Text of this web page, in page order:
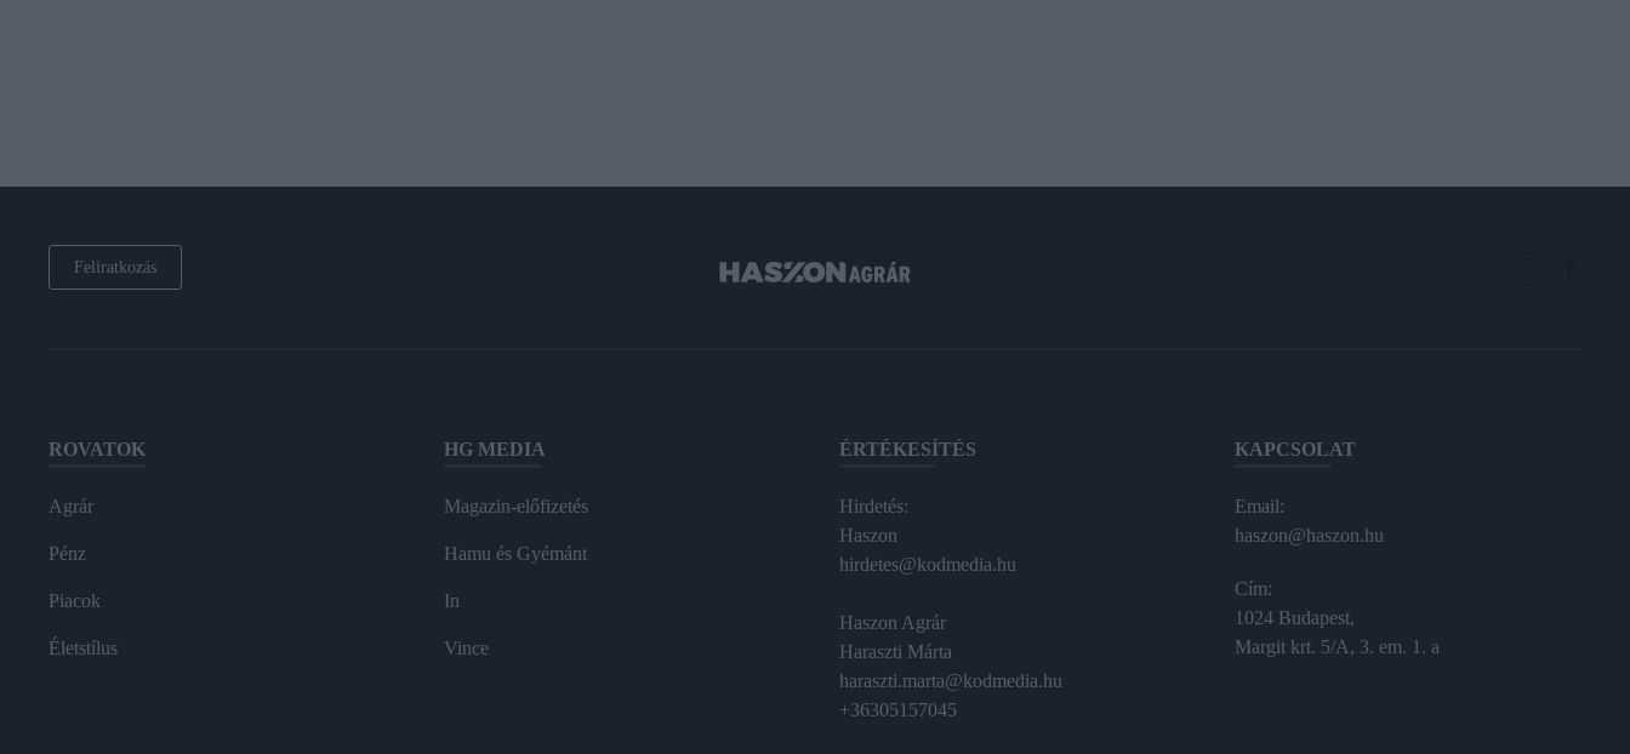
Feliratkozás
ROVATOK
Agrár
Pénz
Piacok
Életstílus
HG MEDIA
Magazin-előfizetés
Hamu és Gyémánt
In
Vince
ÉRTÉKESÍTÉS
Hirdetés:
Haszon
hirdetes@kodmedia.hu
Haszon Agrár
Haraszti Márta
haraszti.marta@kodmedia.hu
+36305157045
KAPCSOLAT
Email:
haszon@haszon.hu
Cím:
1024 Budapest,
Margit krt. 5/A, 3. em. 1. a